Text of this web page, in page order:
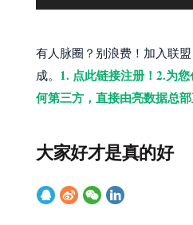
有人脉圈？别浪费！加入联
成。 1. 点此链接注册！2.为
何第三方，直接由亮数据总部
大家好才是真的好